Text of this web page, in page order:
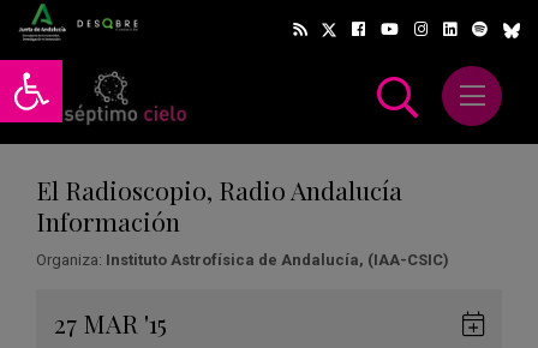
Abrir barra de herramientas
Abrir
El Radioscopio, Radio Andalucía
Información
Organiza: Instituto Astrofísica de Andalucía, (IAA-CSIC)
27 MAR '15